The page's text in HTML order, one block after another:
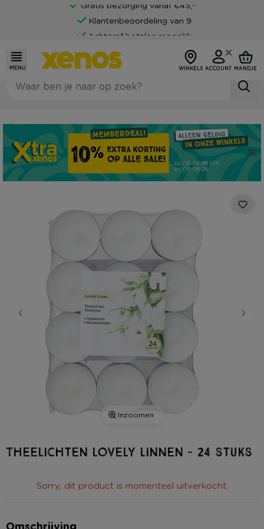
Gratis bezorging vanaf €45,-*
Klantenbeoordeling van 9
Achteraf betalen mogelijk
MENU WINKELS ACCOUNT MANDJE
Inzoomen
Theelichten lovely linnen - 24 stuks
Sorry, dit product is momenteel uitverkocht.
Omschrijving